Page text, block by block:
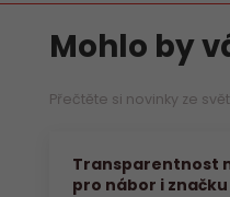
Mohlo by
Přečtěte si novinky ze
Transparentnost
pro nábor i